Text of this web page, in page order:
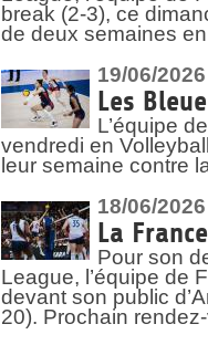
break (2-3), ce
de deux semaines
19/06/2026
Les
L’équipe
vendredi en
leur semaine contre
18/06/2026
La
Pour son
League, l’équipe de
devant son public
20). Prochain